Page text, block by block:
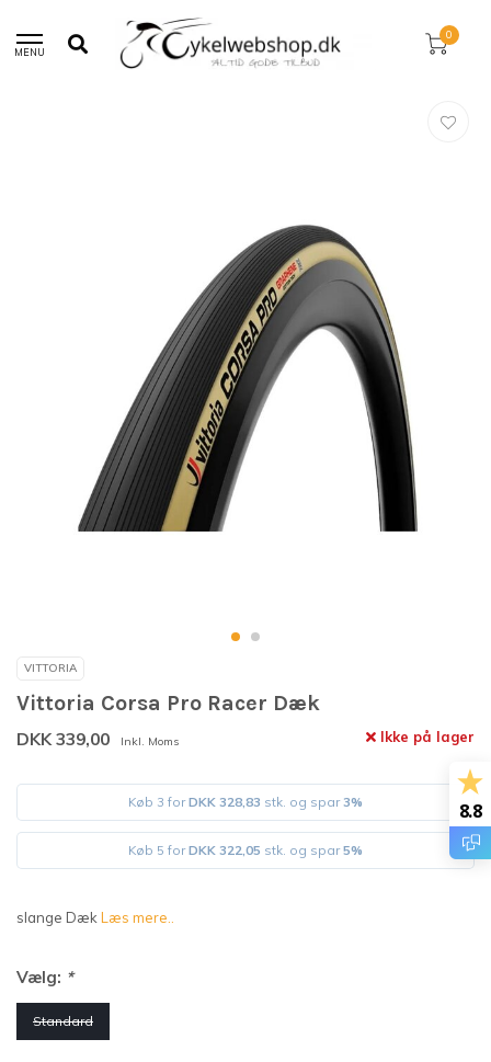
MENU
0
30 dages returret!
Hjem Vittoria Corsa Pro Racer Dæk
VITTORIA
Vittoria Corsa Pro Racer Dæk
DKK 339,00 Inkl. Moms Ikke på lager
Køb 3 forDKK 328,83 stk. og spar3%
Køb 5 forDKK 322,05 stk. og spar5%
slange DækLæs mere..
Vælg: *
Standard
8.8